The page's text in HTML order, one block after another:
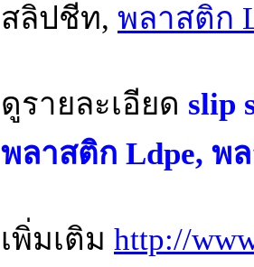
สลิปชีท, พลาสติก
ดูรายละเอียด slip
พลาสติก Ldpe, พ
เพิ่มเติม http://